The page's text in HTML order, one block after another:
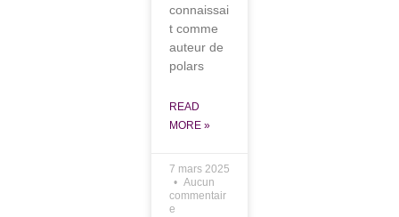
connaissai
t comme
auteur de
polars
READ
MORE »
7 mars 2025
Aucun
commentair
e